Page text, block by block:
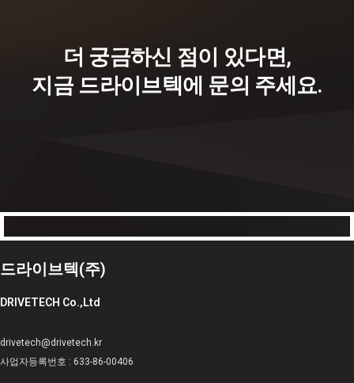
더 궁금하신 점이 있다면,
지금 드라이브텍에 문의 주세요.
드라이브텍(주)
DRIVETECH Co.,Ltd
drivetech@drivetech.kr
사업자등록번호 : 633-86-00406